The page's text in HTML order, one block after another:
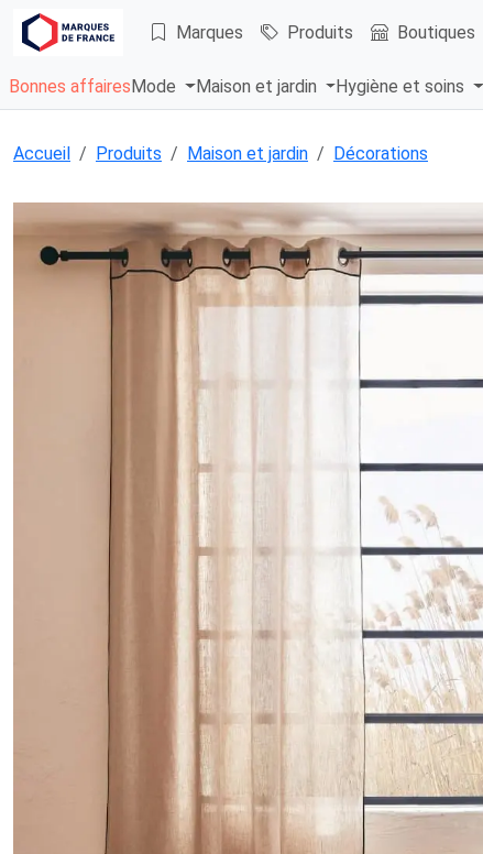
Marques Produits Boutiques
Bonnes affaires Mode Maison et jardin Hygiène et soins
Accueil Produits Maison et jardin Décorations